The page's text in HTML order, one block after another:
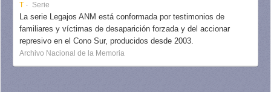
T Serie
La serie Legajos ANM está conformada por testimonios de
familiares y víctimas de desaparición forzada y del accionar
represivo en el Cono Sur, producidos desde 2003.
Archivo Nacional de la Memoria